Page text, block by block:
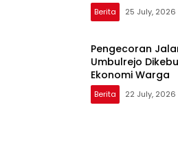
Berita 25 July, 2026
Pengecoran
Umbulrejo
Ekonomi Warga
Berita 22 July, 2026